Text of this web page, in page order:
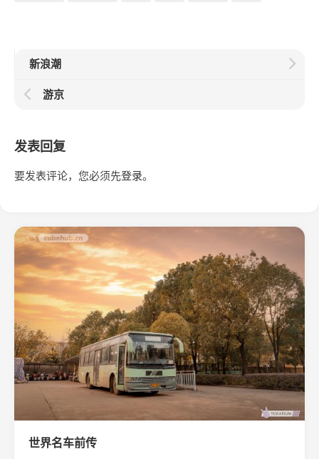
新浪潮
游京
发表回复
要发表评论，您必须先登录。
世界名车前传